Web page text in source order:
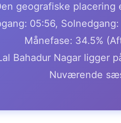
geografiske placering
05:56,
Månefase: 34.5%
Bahadur Nagar ligger
Nuværende